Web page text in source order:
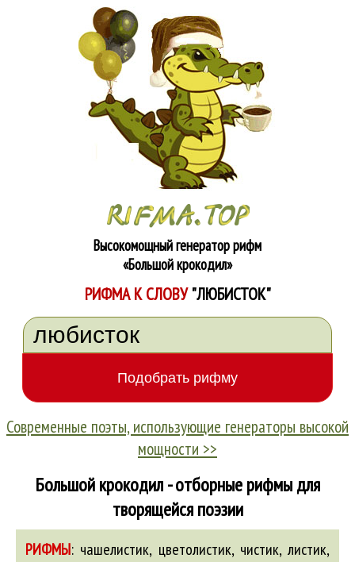
Высокомощный генератор рифм
«Большой крокодил»
РИФМА К СЛОВУ"ЛЮБИСТОК"
Современные поэты, использующие генераторы высокой
мощности >>
Большой крокодил - отборные рифмы для
творящейся поэзии
РИФМЫ: чашелистик, цветолистик, чистик, листик,